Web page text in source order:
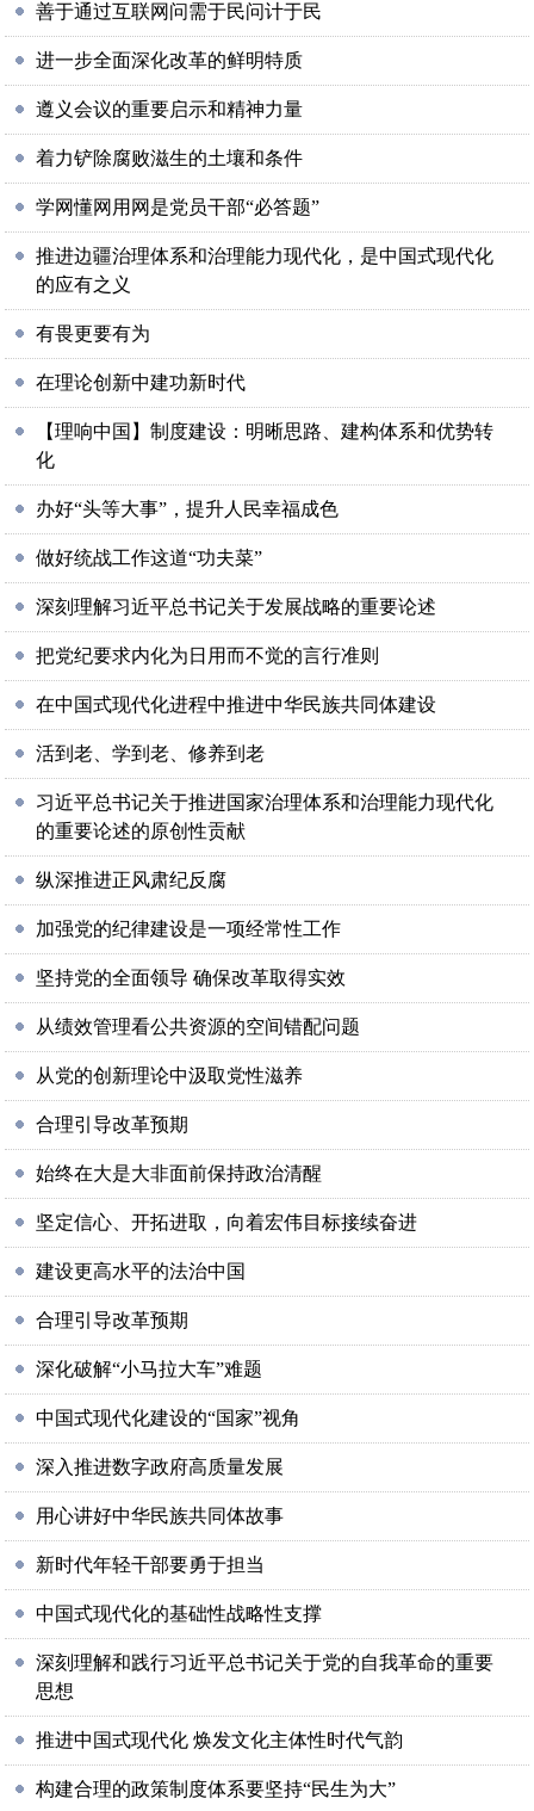
善于通过互联网问需于民问计于民
进一步全面深化改革的鲜明特质
遵义会议的重要启示和精神力量
着力铲除腐败滋生的土壤和条件
学网懂网用网是党员干部“必答题”
推进边疆治理体系和治理能力现代化，是中国式现代化
的应有之义
有畏更要有为
在理论创新中建功新时代
【理响中国】制度建设：明晰思路、建构体系和优势转
化
办好“头等大事”，提升人民幸福成色
做好统战工作这道“功夫菜”
深刻理解习近平总书记关于发展战略的重要论述
把党纪要求内化为日用而不觉的言行准则
在中国式现代化进程中推进中华民族共同体建设
活到老、学到老、修养到老
习近平总书记关于推进国家治理体系和治理能力现代化
的重要论述的原创性贡献
纵深推进正风肃纪反腐
加强党的纪律建设是一项经常性工作
坚持党的全面领导 确保改革取得实效
从绩效管理看公共资源的空间错配问题
从党的创新理论中汲取党性滋养
合理引导改革预期
始终在大是大非面前保持政治清醒
坚定信心、开拓进取，向着宏伟目标接续奋进
建设更高水平的法治中国
合理引导改革预期
深化破解“小马拉大车”难题
中国式现代化建设的“国家”视角
深入推进数字政府高质量发展
用心讲好中华民族共同体故事
新时代年轻干部要勇于担当
中国式现代化的基础性战略性支撑
深刻理解和践行习近平总书记关于党的自我革命的重要
思想
推进中国式现代化 焕发文化主体性时代气韵
构建合理的政策制度体系要坚持“民生为大”